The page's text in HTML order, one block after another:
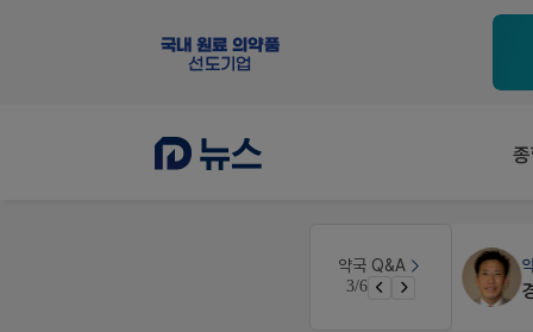
약국 Q&A
3/6 노동자의 날 수당계산은 어떻게 되나요